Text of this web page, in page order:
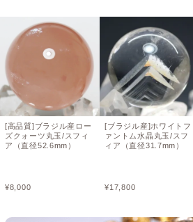
[高品質]ブラジル産ロー
ズクォーツ丸玉/スフィ
ア（直径52.6mm）
¥8,000
[ブラジル産]ホワイトフ
ァントム水晶丸玉/スフ
ィア（直径31.7mm）
¥17,800